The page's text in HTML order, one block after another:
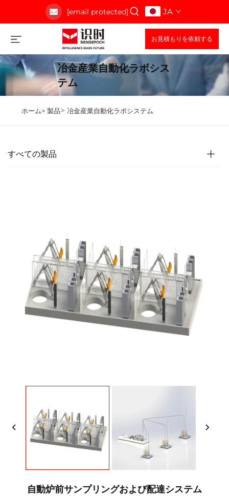
[email protected] JA
お見積もりを依頼する
冶金産業自動化ラボシス
テム
ホーム> 製品> 冶金産業自動化ラボシステム
すべての製品
自動炉前サンプリングおよび配達システム